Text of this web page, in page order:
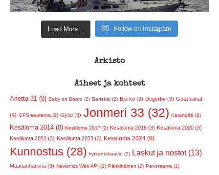
Load More... Follow on Instagram
Arkisto
Aiheet ja kohteet
Arietta 31 (8) Baby on Board (2) Benskär (2) Björkö (3) Degerby (3) Göta kanal
(4) GPS-seuranta (2) Gyltö (3) Jonmeri 33 (32) Katanpää (2)
Kesäloma 2014 (8) Kesäloma 2017 (2) Kesäloma 2018 (3) Kesäloma 2020 (3)
Kesäloma 2022 (3) Kesäloma 2023 (3) Kesäloma 2024 (6)
Kunnostus (28) kytkentäkaavio (2) Laskut ja nostot (13)
Maarianhamina (3) Navionics Web API (2) Pähkinäinen (2) Panoraama (1)